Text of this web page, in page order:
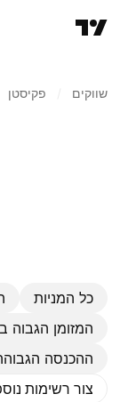
שווקים פקיסטן
כל המניות
המזומן הגבוה
ההכנסה
צור רשימות